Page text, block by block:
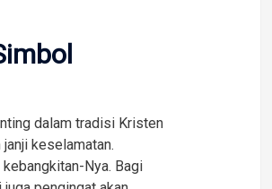
dalam tradisi Kristen
keselamatan.
Nya. Bagi